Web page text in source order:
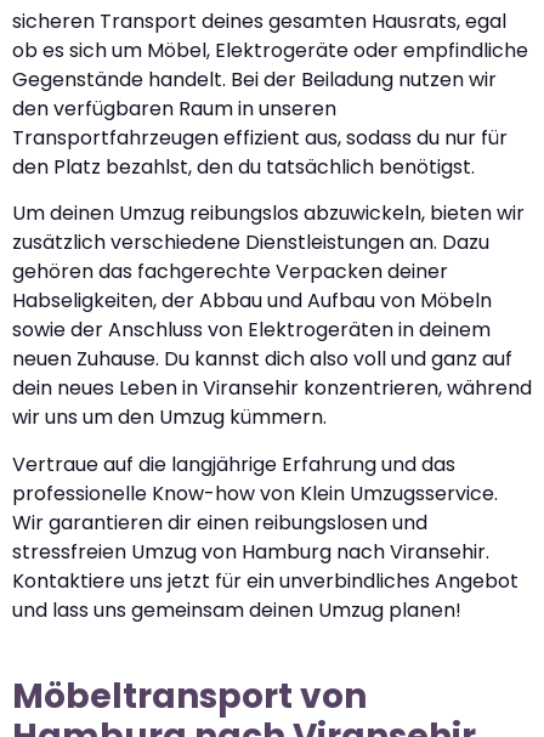
sicheren Transport deines gesamten Hausrats, egal
ob es sich um Möbel, Elektrogeräte oder empfindliche
Gegenstände handelt. Bei der Beiladung nutzen wir
den verfügbaren Raum in unseren
Transportfahrzeugen effizient aus, sodass du nur für
den Platz bezahlst, den du tatsächlich benötigst.
Um deinen Umzug reibungslos abzuwickeln, bieten wir
zusätzlich verschiedene Dienstleistungen an. Dazu
gehören das fachgerechte Verpacken deiner
Habseligkeiten, der Abbau und Aufbau von Möbeln
sowie der Anschluss von Elektrogeräten in deinem
neuen Zuhause. Du kannst dich also voll und ganz auf
dein neues Leben in Viransehir konzentrieren, während
wir uns um den Umzug kümmern.
Vertraue auf die langjährige Erfahrung und das
professionelle Know-how von Klein Umzugsservice.
Wir garantieren dir einen reibungslosen und
stressfreien Umzug von Hamburg nach Viransehir.
Kontaktiere uns jetzt für ein unverbindliches Angebot
und lass uns gemeinsam deinen Umzug planen!
Möbeltransport von